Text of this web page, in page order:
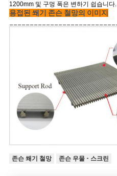
1200mm 및 구멍 폭은 변하기 쉽습니다.
용접된 쐐기 존슨 철망의 이미지
존슨 쐐기 철망 존슨 우물 - 스크린